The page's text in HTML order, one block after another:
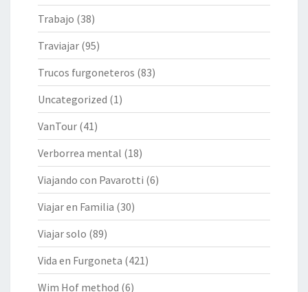
Trabajo (38)
Traviajar (95)
Trucos furgoneteros (83)
Uncategorized (1)
VanTour (41)
Verborrea mental (18)
Viajando con Pavarotti (6)
Viajar en Familia (30)
Viajar solo (89)
Vida en Furgoneta (421)
Wim Hof method (6)